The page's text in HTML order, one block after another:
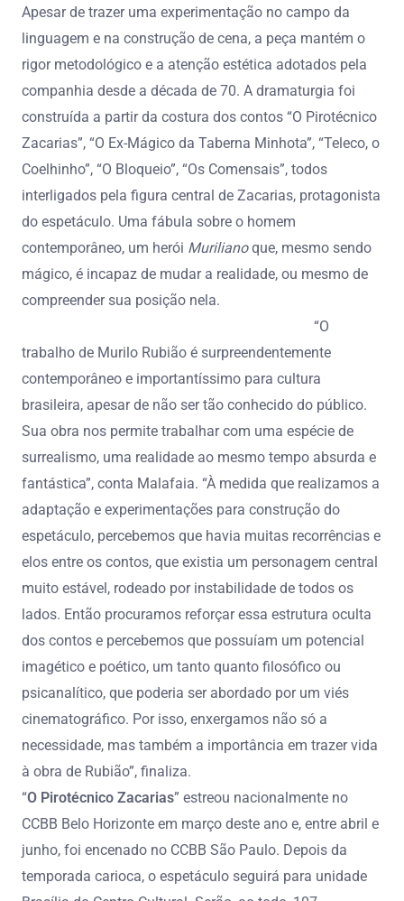
Apesar de trazer uma experimentação no campo da
linguagem e na construção de cena, a peça mantém o
rigor metodológico e a atenção estética adotados pela
companhia desde a década de 70. A dramaturgia foi
construída a partir da costura dos contos “O Pirotécnico
Zacarias”, “O Ex-Mágico da Taberna Minhota”, “Teleco, o
Coelhinho”, “O Bloqueio”, “Os Comensais”, todos
interligados pela figura central de Zacarias, protagonista
do espetáculo. Uma fábula sobre o homem
contemporâneo, um herói Murilianoque, mesmo sendo
mágico, é incapaz de mudar a realidade, ou mesmo de
compreender sua posição nela.
“O
trabalho de Murilo Rubião é surpreendentemente
contemporâneo e importantíssimo para cultura
brasileira, apesar de não ser tão conhecido do público.
Sua obra nos permite trabalhar com uma espécie de
surrealismo, uma realidade ao mesmo tempo absurda e
fantástica”, conta Malafaia. “À medida que realizamos a
adaptação e experimentações para construção do
espetáculo, percebemos que havia muitas recorrências e
elos entre os contos, que existia um personagem central
muito estável, rodeado por instabilidade de todos os
lados. Então procuramos reforçar essa estrutura oculta
dos contos e percebemos que possuíam um potencial
imagético e poético, um tanto quanto filosófico ou
psicanalítico, que poderia ser abordado por um viés
cinematográfico. Por isso, enxergamos não só a
necessidade, mas também a importância em trazer vida
à obra de Rubião”, finaliza.
“O Pirotécnico Zacarias” estreou nacionalmente no
CCBB Belo Horizonte em março deste ano e, entre abril e
junho, foi encenado no CCBB São Paulo. Depois da
temporada carioca, o espetáculo seguirá para unidade